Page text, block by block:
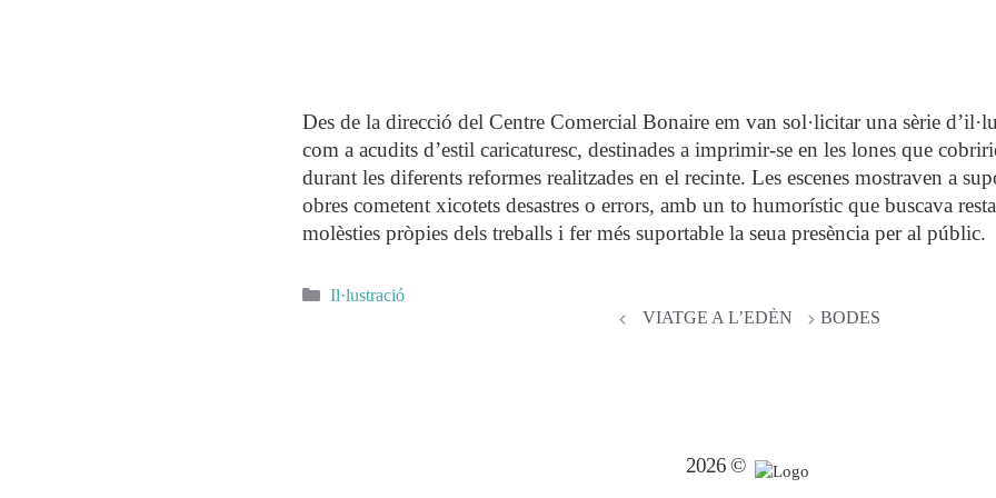
Des de la direcció del Centre Comercial Bonaire em van sol·licitar una sèrie
com a acudits d’estil caricaturesc, destinades a imprimir-se en les lones que
durant les diferents reformes realitzades en el recinte. Les escenes mostraven a
obres cometent xicotets desastres o errors, amb un to humorístic que buscava
molèsties pròpies dels treballs i fer més suportable la seua presència per al públic.
Categories
Il·lustració
VIATGE A L’EDÈN
BODES
2026 ©